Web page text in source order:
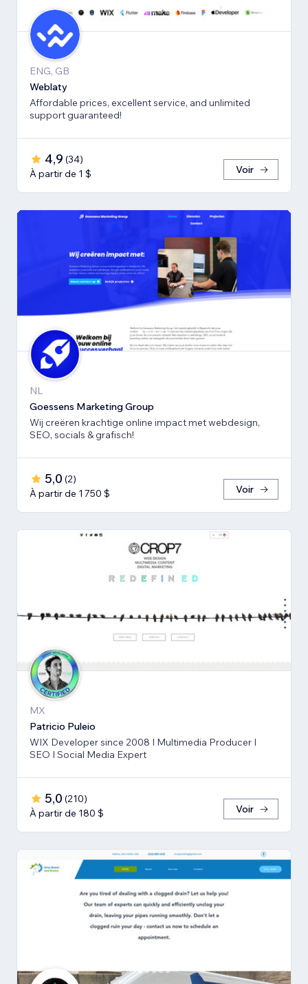
ENG, GB
Weblaty
Affordable prices, excellent service, and unlimited
support guaranteed!
4,9 (34)
À partir de 1 $
Voir
NL
Goessens Marketing Group
Wij creëren krachtige online impact met webdesign,
SEO, socials & grafisch!
5,0 (2)
À partir de 1 750 $
Voir
MX
Patricio Puleio
WIX Developer since 2008 I Multimedia Producer I
SEO I Social Media Expert
5,0 (210)
À partir de 180 $
Voir